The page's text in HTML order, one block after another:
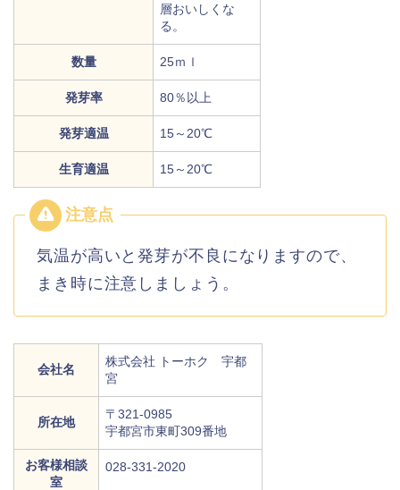
層おいしくな
る。
数量 25ｍｌ
発芽率 80％以上
発芽適温 15～20℃
生育適温 15～20℃
気温が高いと発芽が不良になりますので、
まき時に注意しましょう。
会社名
株式会社 トーホク 宇都
宮
所在地
〒321-0985
宇都宮市東町309番地
お客様相談
室
028-331-2020